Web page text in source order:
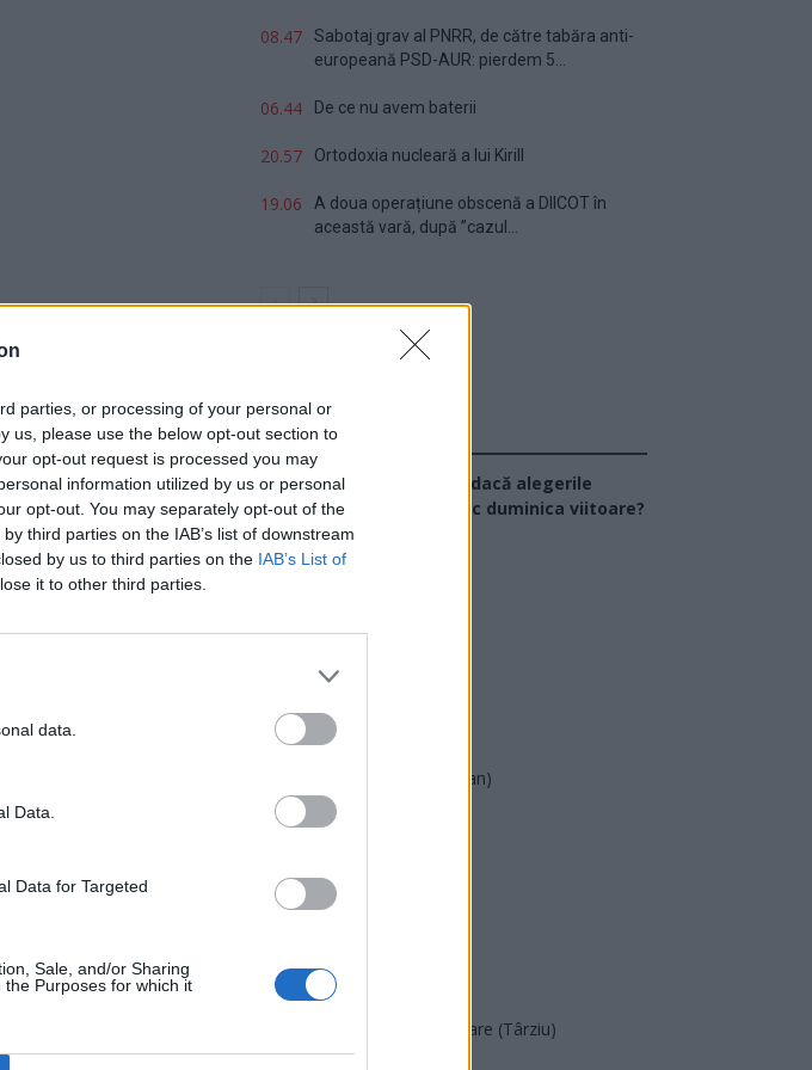
parties, or processing of your personal or
us, please use the below opt-out section to
opt-out request is processed you may
information utilized by us or personal
opt-out. You may separately opt-out of the
third parties on the IAB’s list of downstream
by us to third parties on the IAB’s List of
it to other third parties.
data.
Data.
Data for Targeted
Sale, and/or Sharing
Purposes for which it
08.47
Sabotaj grav al PNRR, de către tabăra anti-
europeană PSD-AUR: pierdem 5...
06.44 De ce nu avem baterii
20.57 Ortodoxia nucleară a lui Kirill
19.06
A doua operațiune obscenă a DIICOT în
această vară, după ”cazul...
Sondaj
Ce partid ați vota dacă alegerile
parlamentare ar avea loc duminica viitoare?
USR
PSD
AUR
PMP (Tomac)
Forța Dreptei (L. Orban)
PNȚMM
SENS
PACE (Peia)
Acțiunea Conservatoare (Târziu)